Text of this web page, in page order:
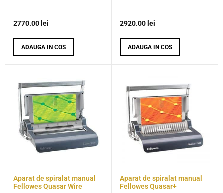
2770.00 lei
ADAUGA IN COS
2920.00 lei
ADAUGA IN COS
Aparat de spiralat manual
Fellowes Quasar Wire
Aparat de spiralat manual
Fellowes Quasar+